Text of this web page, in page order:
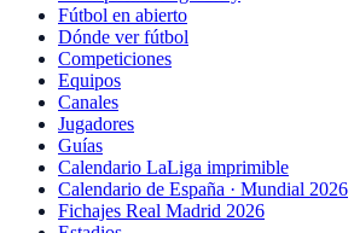
Fútbol en abierto
Dónde ver fútbol
Competiciones
Equipos
Canales
Jugadores
Guías
Calendario LaLiga imprimible
Calendario de España · Mundial 2026
Fichajes Real Madrid 2026